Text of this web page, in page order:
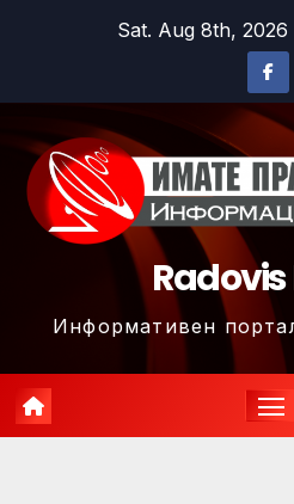
Sat. Aug 8th, 2026
Информативен